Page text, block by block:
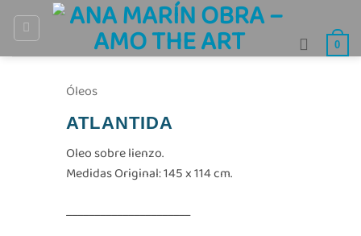
0
Óleos
ATLANTIDA
Oleo sobre lienzo.
Medidas Original: 145 x 114 cm.